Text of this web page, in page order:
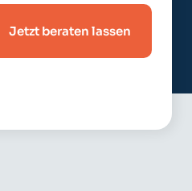
Jetzt beraten lassen